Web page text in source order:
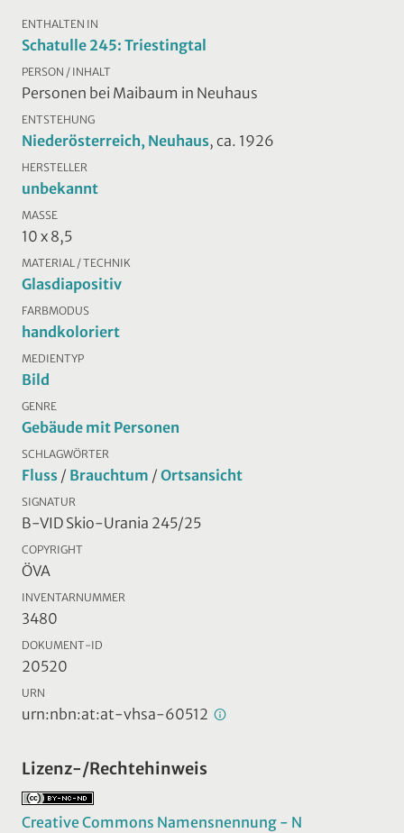
ENTHALTEN IN
Schatulle 245: Triestingtal
PERSON / INHALT
Personen bei Maibaum in Neuhaus
ENTSTEHUNG
Niederösterreich, Neuhaus, ca. 1926
HERSTELLER
unbekannt
MASSE
10 x 8,5
MATERIAL / TECHNIK
Glasdiapositiv
FARBMODUS
handkoloriert
MEDIENTYP
Bild
GENRE
Gebäude mit Personen
SCHLAGWÖRTER
Fluss / Brauchtum / Ortsansicht
SIGNATUR
B-VID Skio-Urania 245/25
COPYRIGHT
ÖVA
INVENTARNUMMER
3480
DOKUMENT-ID
20520
URN
urn:nbn:at:at-vhsa-60512
Lizenz-/Rechtehinweis
Creative Commons Namensnennung - N